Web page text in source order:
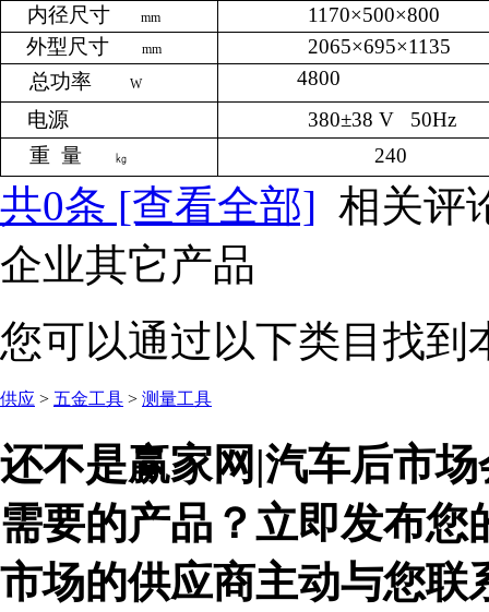
内径尺寸
mm 1170×500×800
外型尺寸
mm 2065×695×1135
总功率
W
4800
电源
380±38 V 50Hz
重 量 ㎏ 240
共0条 [查看全部] 相关评
企业其它产品
您可以通过以下类目找到
供应 > 五金工具 > 测量工具
还不是赢家网|汽车后市场
需要的产品？立即发布您
市场的供应商主动与您联